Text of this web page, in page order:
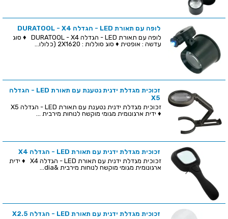
לופה עם תאורת LED - הגדלה DURATOOL - X4
לופה עם תאורת LED - הגדלה DURATOOL - X4 ♦ סוג
עדשה : אופטית ♦ סוג סוללות : 2X1620 (כלולו...
זכוכית מגדלת ידנית נטענת עם תאורת LED - הגדלה
X5
♦ ידית ארגונומית מגומי מוקשח לנוחות מירבית ...
זכוכית מגדלת ידנית עם תאורת LED - הגדלה X4
זכוכית מגדלת ידנית עם תאורת LED - הגדלה X4 ♦ ידית
ארגונומית מגומי מוקשח לנוחות מירבית &dia...
זכוכית מגדלת ידנית עם תאורת LED - הגדלה X2.5